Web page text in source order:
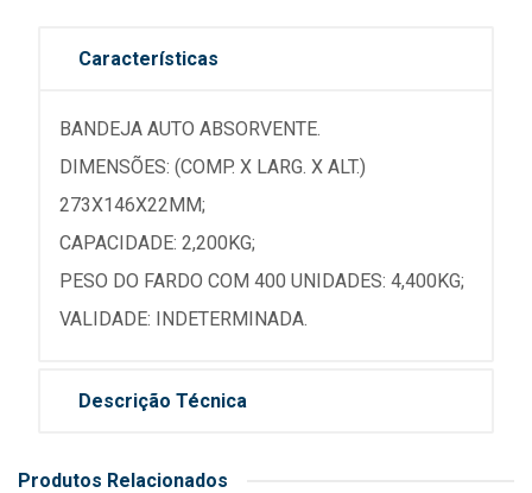
Características
BANDEJA AUTO ABSORVENTE.
DIMENSÕES: (COMP. X LARG. X ALT.)
273X146X22MM;
CAPACIDADE: 2,200KG;
PESO DO FARDO COM 400 UNIDADES: 4,400KG;
VALIDADE: INDETERMINADA.
Descrição Técnica
Produtos Relacionados